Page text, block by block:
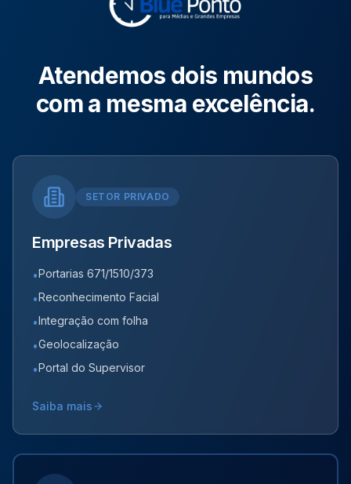
Atendemos dois mundos
com a mesma excelência.
SETOR PRIVADO
Empresas Privadas
•Portarias 671/1510/373
•Reconhecimento Facial
•Integração com folha
•Geolocalização
•Portal do Supervisor
Saiba mais